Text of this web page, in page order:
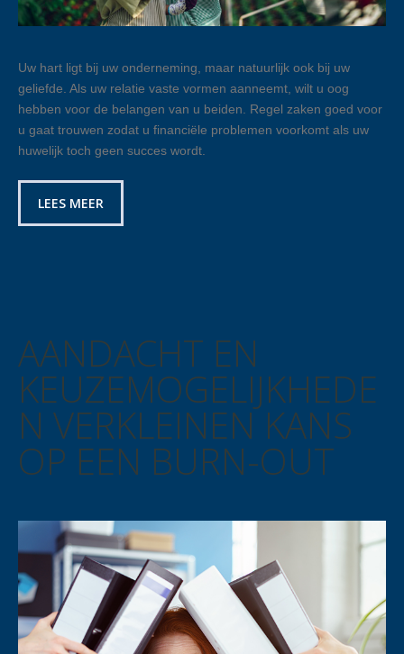
Uw hart ligt bij uw onderneming, maar natuurlijk ook bij uw
geliefde. Als uw relatie vaste vormen aanneemt, wilt u oog
hebben voor de belangen van u beiden. Regel zaken goed voor
u gaat trouwen zodat u financiële problemen voorkomt als uw
huwelijk toch geen succes wordt.
LEES MEER
AANDACHT EN
KEUZEMOGELIJKHEDE
N VERKLEINEN KANS
OP EEN BURN-OUT